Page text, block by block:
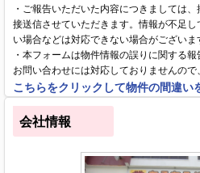
・ご報告いただいた内容につきましては
接送信させていただきます。情報が不足
い場合などは対応できない場合がございま
・本フォームは物件情報の誤りに関する
お問い合わせには対応しておりませんので
こちらをクリックして物件の間違い
会社情報